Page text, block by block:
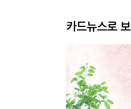
카드뉴스로